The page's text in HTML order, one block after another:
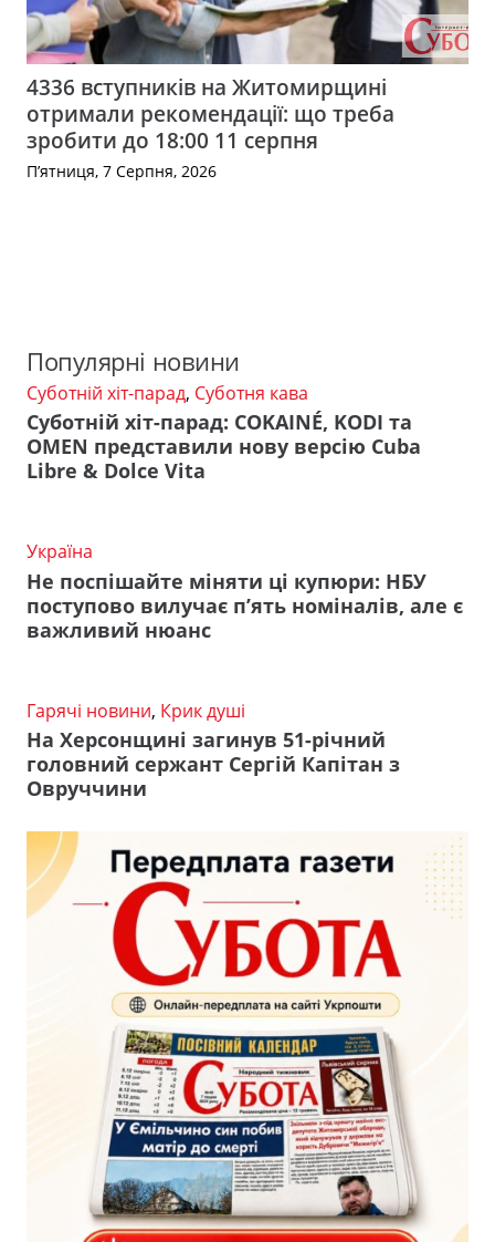
4336 вступників на Житомирщині
отримали рекомендації: що треба
зробити до 18:00 11 серпня
П’ятниця, 7 Серпня, 2026
Популярні новини
Суботній хіт-парад, Суботня кава
Суботній хіт-парад: COKAINÉ, KODI та
OMEN представили нову версію Cuba
Libre & Dolce Vita
Україна
Не поспішайте міняти ці купюри: НБУ
поступово вилучає п’ять номіналів, але є
важливий нюанс
Гарячі новини, Крик душі
На Херсонщині загинув 51-річний
головний сержант Сергій Капітан з
Овруччини